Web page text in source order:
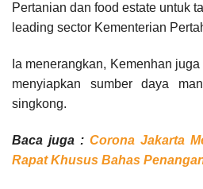
Pertanian dan food estate untuk
leading sector Kementerian
Ia menerangkan, Kemenhan
menyiapkan sumber daya
singkong.
Baca juga : Corona Jakarta
Rapat Khusus Bahas